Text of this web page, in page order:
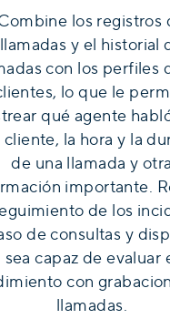
los registros
llamadas y el historial
con los perfiles
lo que le
qué agente
la hora y la
de una llamada y otra
importante.
de los
de consultas y
sea capaz de evaluar
con
llamadas.